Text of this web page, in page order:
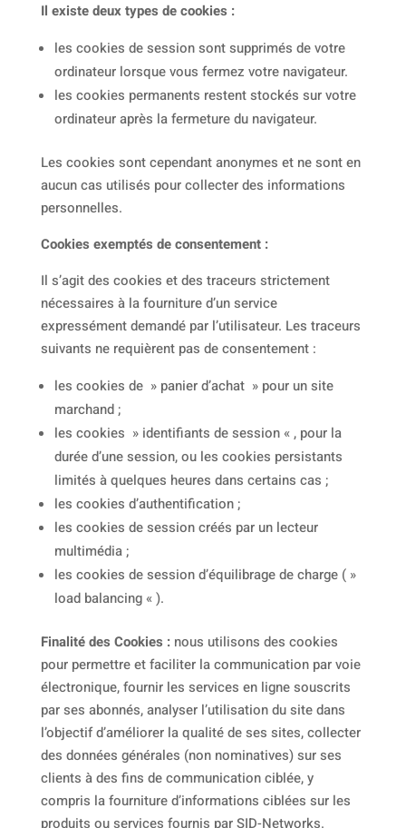
Il existe deux types de cookies :
les cookies de session sont supprimés de votre
ordinateur lorsque vous fermez votre navigateur.
les cookies permanents restent stockés sur votre
ordinateur après la fermeture du navigateur.
Les cookies sont cependant anonymes et ne sont en
aucun cas utilisés pour collecter des informations
personnelles.
Cookies exemptés de consentement :
Il s’agit des cookies et des traceurs strictement
nécessaires à la fourniture d’un service
expressément demandé par l’utilisateur. Les traceurs
suivants ne requièrent pas de consentement :
les cookies de » panier d’achat » pour un site
marchand ;
les cookies » identifiants de session « , pour la
durée d’une session, ou les cookies persistants
limités à quelques heures dans certains cas ;
les cookies d’authentification ;
les cookies de session créés par un lecteur
multimédia ;
les cookies de session d’équilibrage de charge ( »
load balancing « ).
Finalité des Cookies : nous utilisons des cookies
pour permettre et faciliter la communication par voie
électronique, fournir les services en ligne souscrits
par ses abonnés, analyser l’utilisation du site dans
l’objectif d’améliorer la qualité de ses sites, collecter
des données générales (non nominatives) sur ses
clients à des fins de communication ciblée, y
compris la fourniture d’informations ciblées sur les
produits ou services fournis par SID-Networks.